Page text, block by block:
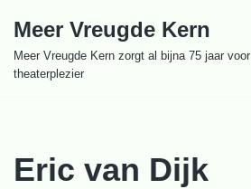
Ga
naar
Meer Vreugde Kern
Meer Vreugde Kern zorgt al bijna 75 jaar voor
theaterplezier
Eric van Dijk